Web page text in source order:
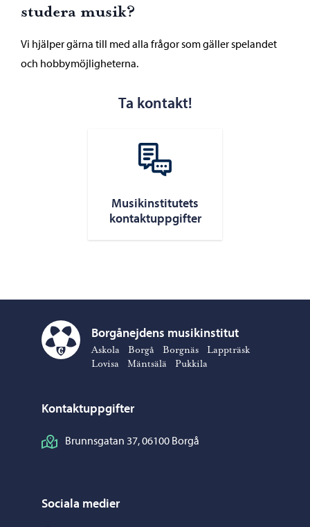
studera musik?
Vi hjälper gärna till med alla frågor som gäller spelandet
och hobbymöjligheterna.
Ta kontakt!
Musikinstitutets
kontaktuppgifter
Borgånejdens musikinstitut – Gå till startsidan
Borgånejdens musikinstitut
Askola Borgå Borgnäs
Lappträsk
Lovisa
Mäntsälä Pukkila
Kontaktuppgifter
Brunnsgatan 37, 06100 Borgå
Sociala medier